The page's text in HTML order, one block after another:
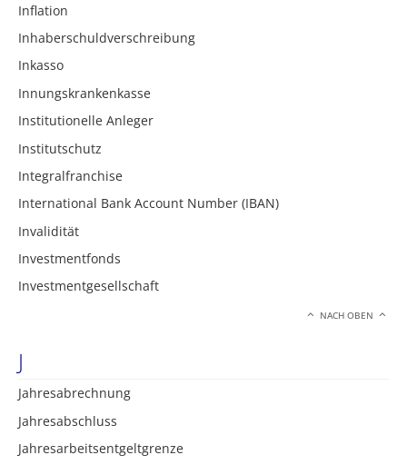
Inflation
Inhaberschuldverschreibung
Inkasso
Innungskrankenkasse
Institutionelle Anleger
Institutschutz
Integralfranchise
International Bank Account Number (IBAN)
Invalidität
Investmentfonds
Investmentgesellschaft
NACH OBEN
J
Jahresabrechnung
Jahresabschluss
Jahresarbeitsentgeltgrenze